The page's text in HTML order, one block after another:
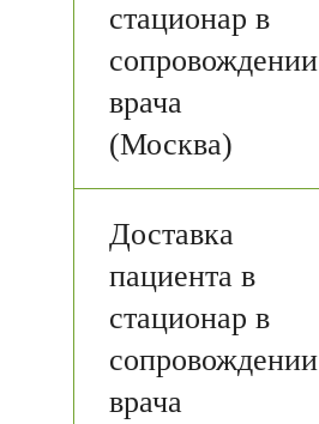
стационар в
сопровождении
врача
(Москва)
Доставка
пациента в
стационар в
сопровождении
врача